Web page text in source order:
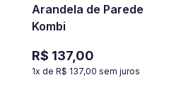
Arandela de Parede
Kombi
R$ 137,00
1x de R$ 137,00 sem juros